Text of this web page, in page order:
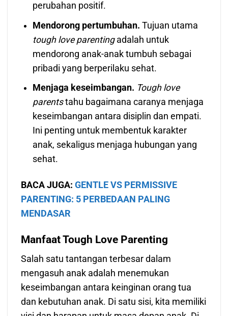
perubahan positif.
Mendorong pertumbuhan. Tujuan utama
tough love parenting adalah untuk
mendorong anak-anak tumbuh sebagai
pribadi yang berperilaku sehat.
Menjaga keseimbangan. Tough love
parentstahu bagaimana caranya menjaga
keseimbangan antara disiplin dan empati.
Ini penting untuk membentuk karakter
anak, sekaligus menjaga hubungan yang
sehat.
BACA JUGA:GENTLE VS PERMISSIVE
PARENTING: 5 PERBEDAAN PALING
MENDASAR
Manfaat Tough Love Parenting
Salah satu tantangan terbesar dalam
mengasuh anak adalah menemukan
keseimbangan antara keinginan orang tua
dan kebutuhan anak. Di satu sisi, kita memiliki